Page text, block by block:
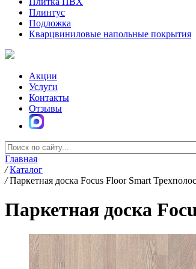
Плинтус
Подложка
Кварцвиниловые напольные покрытия
Акции
Услуги
Контакты
Отзывы
Главная
/ Каталог
/ Паркетная доска Focus Floor Smart
Паркетная доска